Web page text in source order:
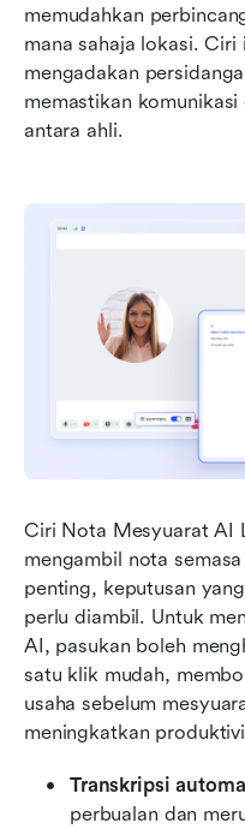
memudahkan
mana sahaja lokasi.
mengadakan
memastikan
antara ahli.
Ciri Nota Mesyuarat AI
mengambil nota
penting, keputusan
perlu diambil. Untuk
AI, pasukan boleh
satu klik mudah,
usaha sebelum
meningkatkan
Transkripsi
perbualan dan